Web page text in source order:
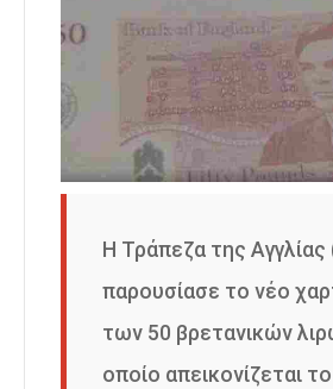
Η Τράπεζα της Αγγλίας
παρουσίασε το νέο
των 50 βρετανικών
οποίο απεικονίζεται